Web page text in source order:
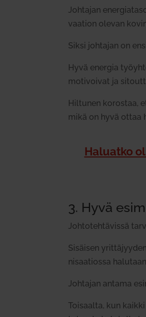
Joh­tajan
vaation olevan
Siksi joh­tajan on
Hyvä energia
moti­voivat ja
Hil­tunen korostaa,
mikä on hyvä ottaa
Haluatko
3. Hyvä
Joh­to­teh­tä­vissä
Sisäisen
ni­saa­tiossa
Joh­tajan antama
Toi­saalta, kun